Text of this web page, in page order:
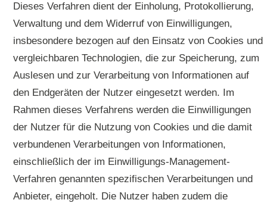
Dieses Verfahren dient der Einholung, Protokollierung,
Verwaltung und dem Widerruf von Einwilligungen,
insbesondere bezogen auf den Einsatz von Cookies und
vergleichbaren Technologien, die zur Speicherung, zum
Auslesen und zur Verarbeitung von Informationen auf
den Endgeräten der Nutzer eingesetzt werden. Im
Rahmen dieses Verfahrens werden die Einwilligungen
der Nutzer für die Nutzung von Cookies und die damit
verbundenen Verarbeitungen von Informationen,
einschließlich der im Einwilligungs-Management-
Verfahren genannten spezifischen Verarbeitungen und
Anbieter, eingeholt. Die Nutzer haben zudem die